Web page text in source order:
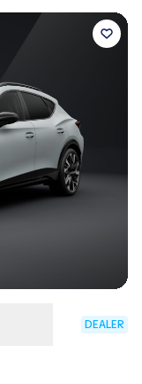
DEALER